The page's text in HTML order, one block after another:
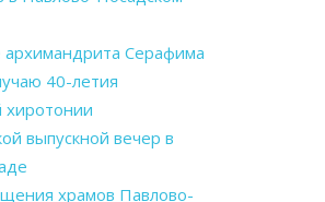
Серафима
40-летия
хиротонии
выпускной вечер в
храмов Павлово-